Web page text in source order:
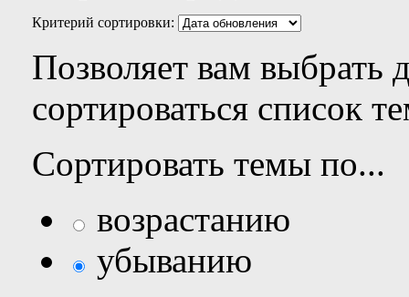
Критерий сортировки:
Позволяет вам выбрать
сортироваться список
Сортировать темы по...
возрастанию
убыванию